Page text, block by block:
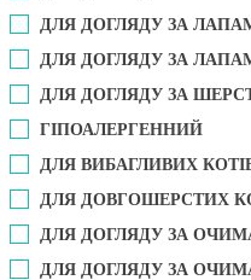
ДЛЯ ДОГЛЯДУ ЗА
ДЛЯ ДОГЛЯДУ ЗА
ДЛЯ ДОГЛЯДУ ЗА
ГІПОАЛЕРГЕННИЙ
ДЛЯ ВИБАГЛИВИХ
ДЛЯ ДОВГОШЕРСТИХ
ДЛЯ ДОГЛЯДУ ЗА
ДЛЯ ДОГЛЯДУ ЗА